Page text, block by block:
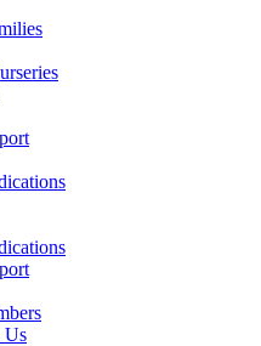
Us